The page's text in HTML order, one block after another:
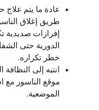
عادة ما يتم
طريق إغلاق
إفرازات صديدية
الدورية حتى
خطر تكراره.
انتبه إلى
موقع الناسور مع
الموضعية.